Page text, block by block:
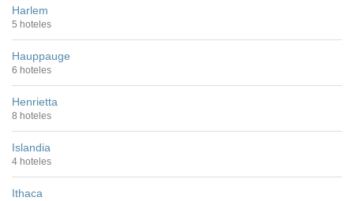
Harlem
5 hoteles
Hauppauge
6 hoteles
Henrietta
8 hoteles
Islandia
4 hoteles
Ithaca